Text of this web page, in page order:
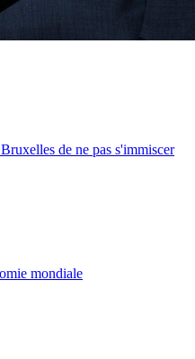
de ne pas s'immiscer
mondiale